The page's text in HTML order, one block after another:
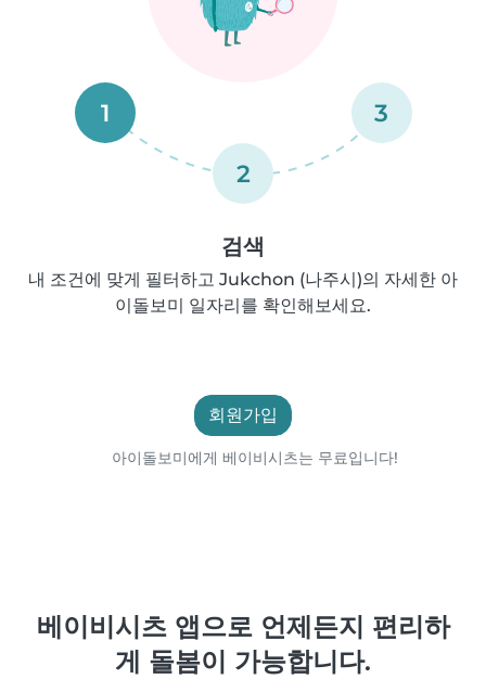
1
2
3
검색
내 조건에 맞게 필터하고 Jukchon (나주시)의 자세한 아
이돌보미 일자리를 확인해보세요.
회원가입
아이돌보미에게 베이비시츠는 무료입니다!
베이비시츠 앱으로 언제든지 편리하
게 돌봄이 가능합니다.